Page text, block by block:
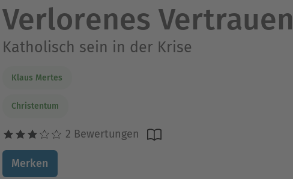
Verlorenes Vertrauen
Katholisch sein in der Krise
Klaus Mertes
Christentum
2 Bewertungen
Merken